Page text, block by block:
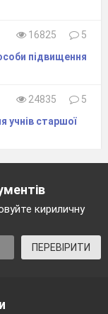
16825
5
підвищення
24835
5
учнів старшої
кириличну
ПЕРЕВІРИТИ